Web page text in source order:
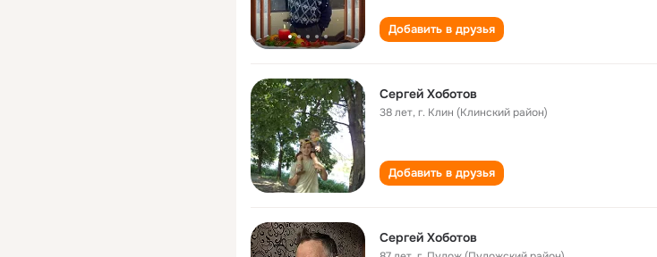
Добавить в друзья
Сергей Хоботов
38 лет,г. Клин (Клинский район)
Добавить в друзья
Сергей Хоботов